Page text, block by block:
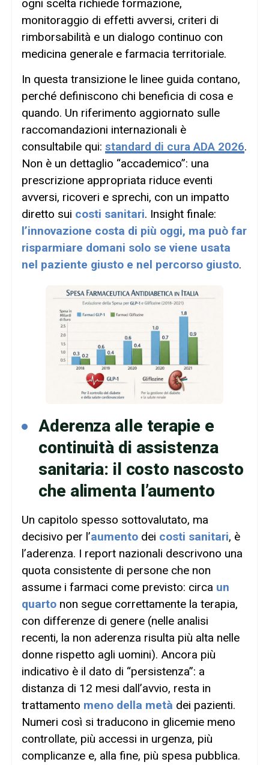
ogni scelta richiede formazione,
monitoraggio di effetti avversi, criteri di
rimborsabilità e un dialogo continuo con
medicina generale e farmacia territoriale.
In questa transizione le linee guida contano,
perché definiscono chi beneficia di cosa e
quando. Un riferimento aggiornato sulle
raccomandazioni internazionali è
consultabile qui: standard di cura ADA 2026.
Non è un dettaglio “accademico”: una
prescrizione appropriata riduce eventi
avversi, ricoveri e sprechi, con un impatto
diretto sui costi sanitari. Insight finale:
l’innovazione costa di più oggi, ma può far
risparmiare domani solo se viene usata
nel paziente giusto e nel percorso giusto.
Aderenza alle terapie e
continuità di assistenza
sanitaria: il costo nascosto
che alimenta l’aumento
Un capitolo spesso sottovalutato, ma
decisivo per l’aumento dei costi sanitari, è
l’aderenza. I report nazionali descrivono una
quota consistente di persone che non
assume i farmaci come previsto: circa un
quarto non segue correttamente la terapia,
con differenze di genere (nelle analisi
recenti, la non aderenza risulta più alta nelle
donne rispetto agli uomini). Ancora più
indicativo è il dato di “persistenza”: a
distanza di 12 mesi dall’avvio, resta in
trattamento meno della metà dei pazienti.
Numeri così si traducono in glicemie meno
controllate, più accessi in urgenza, più
complicanze e, alla fine, più spesa pubblica.